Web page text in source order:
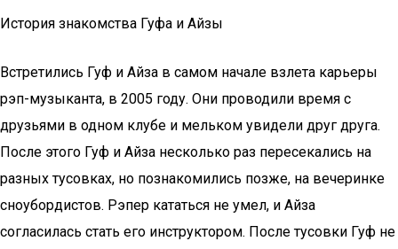
История знакомства Гуфа и Айзы
Встретились Гуф и Айза в самом начале взлета карьеры
рэп-музыканта, в 2005 году. Они проводили время с
друзьями в одном клубе и мельком увидели друг друга.
После этого Гуф и Айза несколько раз пересекались на
разных тусовках, но познакомились позже, на вечеринке
сноубордистов. Рэпер кататься не умел, и Айза
согласилась стать его инструктором. После тусовки Гуф не